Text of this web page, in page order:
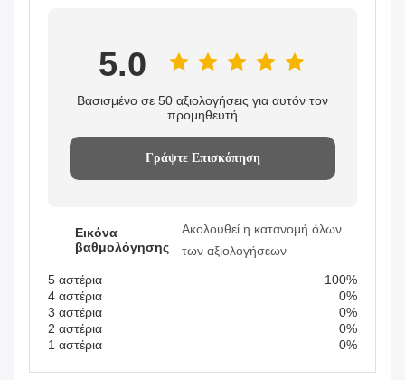
5.0
Βασισμένο σε 50 αξιολογήσεις για αυτόν τον
προμηθευτή
Γράψτε Επισκόπηση
Εικόνα
βαθμολόγησης
Ακολουθεί η κατανομή όλων
των αξιολογήσεων
5 αστέρια
100%
4 αστέρια
0%
3 αστέρια
0%
2 αστέρια
0%
1 αστέρια
0%